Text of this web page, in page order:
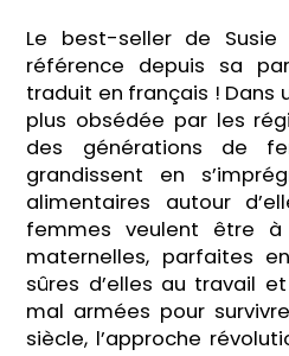
Le best-seller de Susie
référence depuis sa
traduit en français ! Dans
plus obsédée par les
des générations de
grandissent en
alimentaires autour
femmes veulent être
maternelles, parfaites
sûres d’elles au travail
mal armées pour
siècle, l’approche